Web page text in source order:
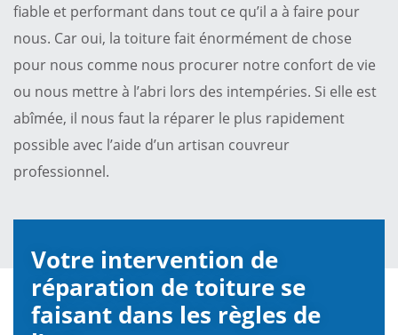
fiable et performant dans tout ce qu’il a à faire pour
nous. Car oui, la toiture fait énormément de chose
pour nous comme nous procurer notre confort de vie
ou nous mettre à l’abri lors des intempéries. Si elle est
abîmée, il nous faut la réparer le plus rapidement
possible avec l’aide d’un artisan couvreur
professionnel.
Votre intervention de
réparation de toiture se
faisant dans les règles de